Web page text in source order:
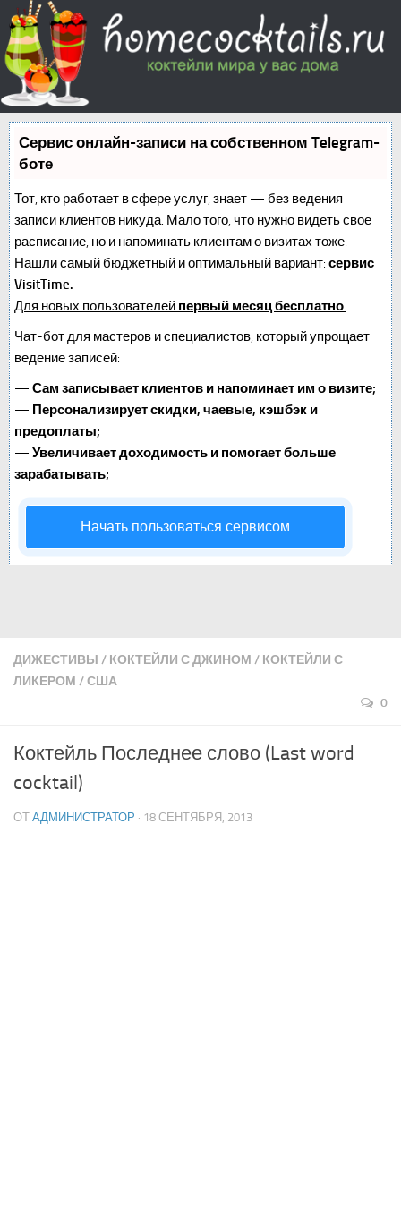
Сервис онлайн-записи на собственном Telegram-
боте
Тот, кто работает в сфере услуг, знает — без ведения
записи клиентов никуда. Мало того, что нужно видеть свое
расписание, но и напоминать клиентам о визитах тоже.
Нашли самый бюджетный и оптимальный вариант: сервис
VisitTime.
Для новых пользователей первый месяц бесплатно.
Чат-бот для мастеров и специалистов, который упрощает
ведение записей:
— Сам записывает клиентов и напоминает им о визите;
— Персонализирует скидки, чаевые, кэшбэк и
предоплаты;
— Увеличивает доходимость и помогает больше
зарабатывать;
Начать пользоваться сервисом
ДИЖЕСТИВЫ / КОКТЕЙЛИ С ДЖИНОМ / КОКТЕЙЛИ С
ЛИКЕРОМ /США
0
Коктейль Последнее слово (Last word
cocktail)
ОТ АДМИНИСТРАТОР · 18 СЕНТЯБРЯ, 2013